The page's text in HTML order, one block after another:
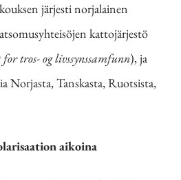
järjesti norjalainen
kattojärjestö
tros- og livssynssamfunn), ja
Norjasta, Tanskasta, Ruotsista,
aikoina